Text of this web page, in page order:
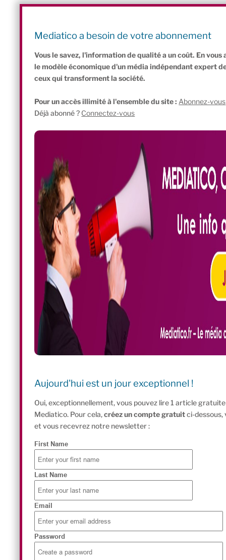
Les avancées scientifiques permettent ainsi de diminuer
s’agit de limiter au maximum l’impact sur les ressources
Mediatico a besoin de votre abonnement
Vous le savez, l'information de qualité a un coût. En
le modèle économique d'un média indépendant expert
ceux qui transforment la société.
Pour un accès illimité à l'ensemble du site : Abonnez-vous
Déjà abonné ? Connectez-vous
Aujourd'hui est un jour exceptionnel !
Oui, exceptionnellement, vous pouvez lire 1 article
Mediatico. Pour cela,créez un compte gratuitci-dessous,
et vous recevrez notre newsletter :
First Name
Last Name
Email
Password